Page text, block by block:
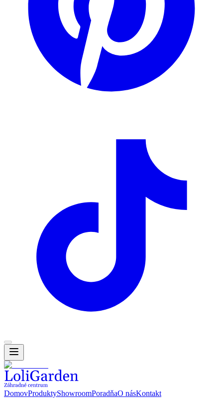
DomovProduktyShowroomPoradňaO násKontakt